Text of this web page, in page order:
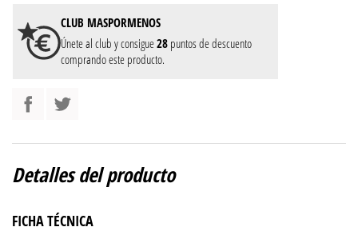
CLUB MASPORMENOS
Únete al club y consigue28 puntos de descuento
comprando este producto.
Detalles del producto
FICHA TÉCNICA